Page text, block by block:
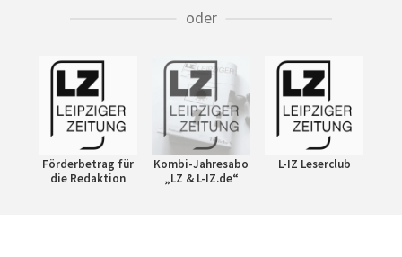
oder
Förderbetrag für
die Redaktion
Kombi-Jahresabo
„LZ & L-IZ.de“
L-IZ Leserclub